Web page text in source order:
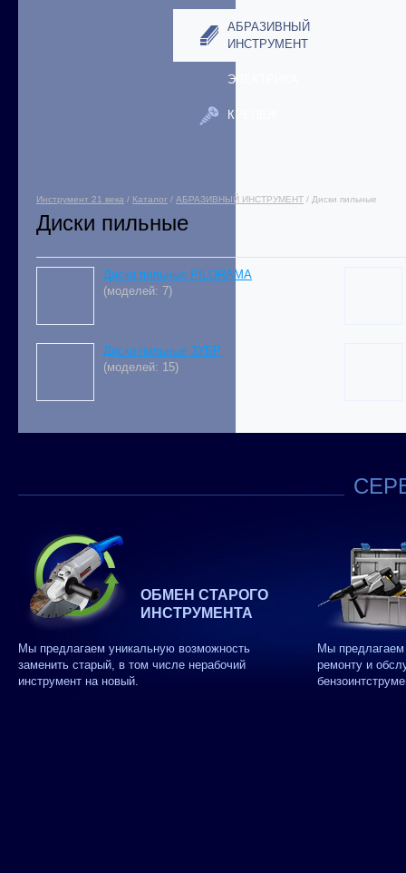
АБРАЗИВНЫЙ
ИНСТРУМЕНТ
ЭЛЕКТРИКА
КРЕПЕЖ
Инструмент 21 века / Каталог / АБРАЗИВНЫЙ ИНСТРУМЕНТ / Диски пильные
Диски пильные
Диски пильные PILORAMA
(моделей: 7)
Диски пильные ЗУБР
(моделей: 15)
ОБМЕН СТАРОГО
ИНСТРУМЕНТА
Мы предлагаем уникальную возможность
заменить старый, в том числе нерабочий
инструмент на новый.
Мы
ремонту и